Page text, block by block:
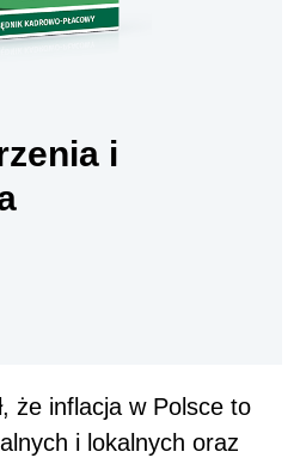
i
że inflacja w Polsce to
i lokalnych oraz